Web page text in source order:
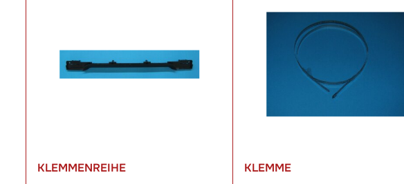
KLEMMENREIHE KLEMME